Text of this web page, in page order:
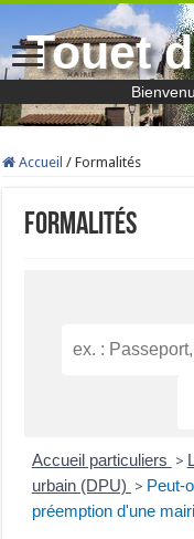
Touet
Accueil / Formalités
Formalités
Accueil particuliers >
urbain (DPU) > Peut-
préemption d'une